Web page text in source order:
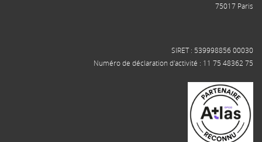
75017 Paris
SIRET : 539998856 00030
Numéro de déclaration d'activité : 11 75 48362 75